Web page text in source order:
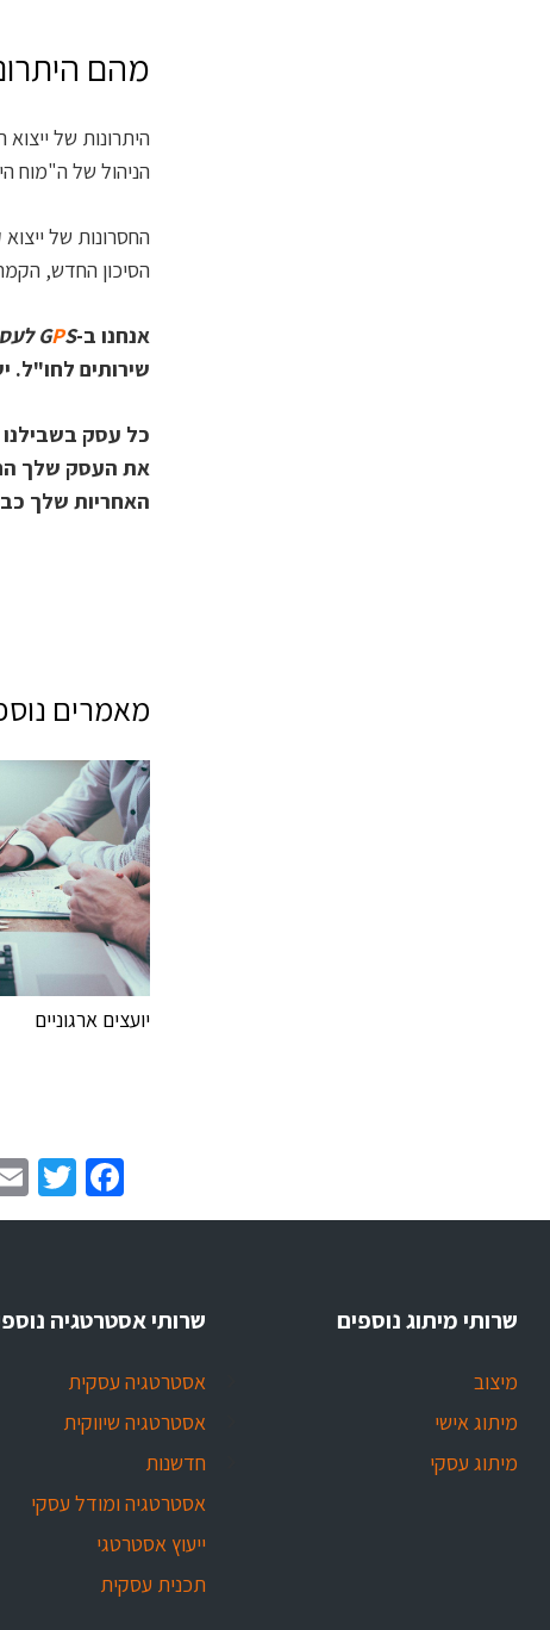
מהם
היתרונות של
הניהול של ה"מוח
החסרונות של
הסיכון החדש,
אנחנו ב- GPS לעסקים
שירותים לחו"ל.
כל עסק
את העסק שלך
האחריות שלך
מאמרים
יועצים ארגוניים
שרותי מיתוג נוספים
מיצוב
מיתוג אישי
מיתוג עסקי
שרותי אסטרטגיה
אסטרטגיה עסקית
אסטרטגיה שיווקית
חדשנות
אסטרטגיה ומודל עסקי
ייעוץ אסטרטגי
תכנית עסקית